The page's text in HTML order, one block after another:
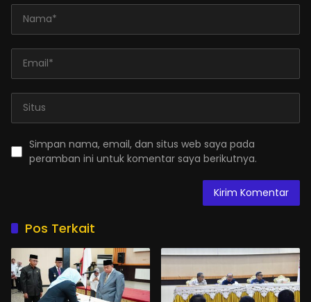
Simpan nama, email, dan situs web saya pada
peramban ini untuk komentar saya berikutnya.
Pos Terkait